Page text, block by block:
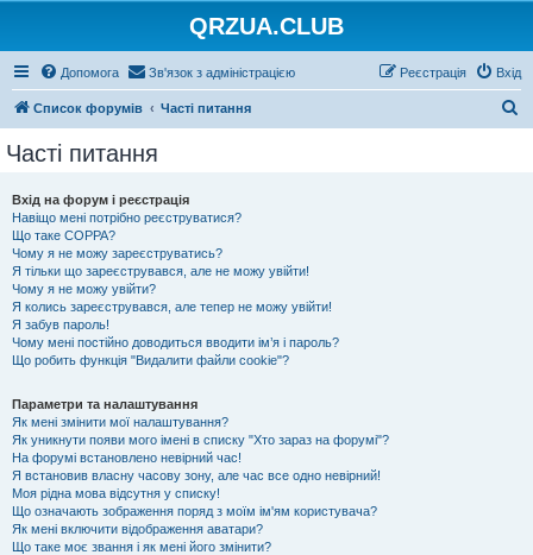
QRZUA.CLUB
Допомога Зв'язок з адміністрацією Вхід
Реєстрація
Список форумів Часті питання
Часті питання
Вхід на форум і реєстрація
Навіщо мені потрібно реєструватися?
Що таке COPPA?
Чому я не можу зареєструватись?
Я тільки що зареєструвався, але не можу увійти!
Чому я не можу увійти?
Я колись зареєструвався, але тепер не можу увійти!
Я забув пароль!
Чому мені постійно доводиться вводити ім’я і пароль?
Що робить функція "Видалити файли cookie"?
Параметри та налаштування
Як мені змінити мої налаштування?
Як уникнути появи мого імені в списку "Хто зараз на форумі"?
На форумі встановлено невірний час!
Я встановив власну часову зону, але час все одно невірний!
Моя рідна мова відсутня у списку!
Що означають зображення поряд з моїм ім'ям користувача?
Як мені включити відображення аватари?
Що таке моє звання і як мені його змінити?